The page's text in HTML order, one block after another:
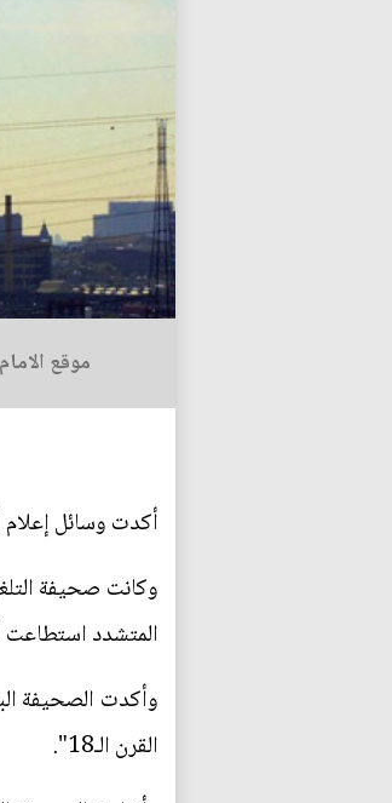
موقع
أكدت وسائل إعلام أميركية
وكانت صحيفة
المتشدد استطاعت
وأكدت الصحيفة
القرن الـ18".